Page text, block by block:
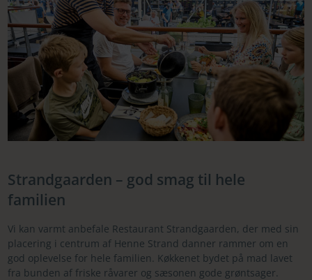
Strandgaarden – god smag til hele
familien
Vi kan varmt anbefale Restaurant Strandgaarden, der med sin
placering i centrum af Henne Strand danner rammer om en
god oplevelse for hele familien. Køkkenet bydet på mad lavet
fra bunden af friske råvarer og sæsonen gode grøntsager.